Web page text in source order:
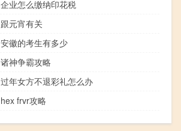
企业怎么缴纳印花税
跟元宵有关
安徽的考生有多少
诸神争霸攻略
过年女方不退彩礼怎么办
hex frvr攻略